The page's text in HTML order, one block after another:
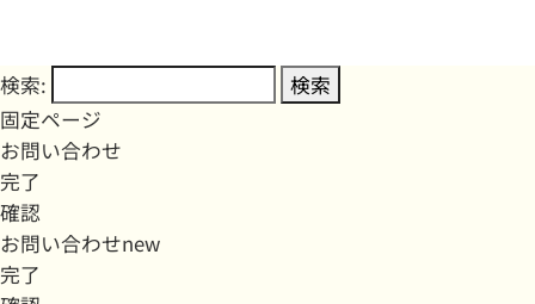
検索:
固定ページ
お問い合わせ
完了
確認
お問い合わせnew
完了